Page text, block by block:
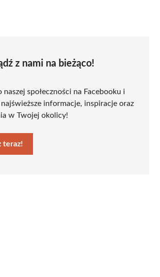
z nami na bieżąco!
naszej społeczności na Facebooku i
informacje, inspiracje oraz
w Twojej okolicy!
teraz!